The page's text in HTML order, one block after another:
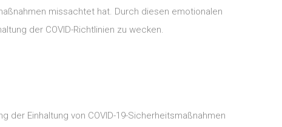
missachtet hat. Durch diesen emotionalen
der COVID-Richtlinien zu wecken.
Einhaltung von COVID-19-Sicherheitsmaßnahmen